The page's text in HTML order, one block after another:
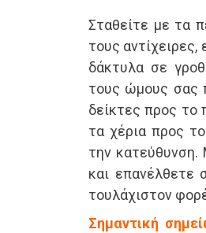
Σταθείτε με τα
τους αντίχειρες,
δάκτυλα σε
τους ώμους σας
δείκτες προς το
τα χέρια προς
την κατεύθυνση.
και επανέλθετε
τουλάχιστον
Σημαντική